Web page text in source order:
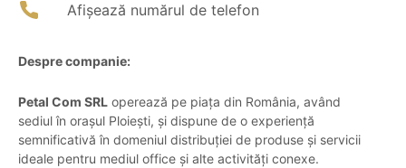
Afișează numărul de telefon
Despre companie:
Petal Com SRL operează pe piața din România, având
sediul în orașul Ploiești, și dispune de o experiență
semnificativă în domeniul distribuției de produse și servicii
ideale pentru mediul office și alte activități conexe.